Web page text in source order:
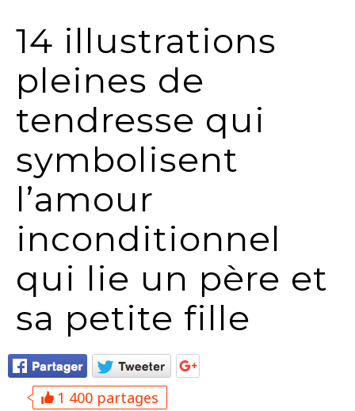
14 illustrations
pleines de
tendresse qui
symbolisent
l’amour
inconditionnel
qui lie un père et
sa petite fille
1 400 partages